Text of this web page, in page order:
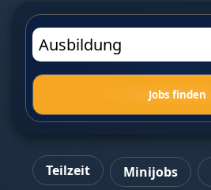
Jobs finden
Teilzeit Minijobs